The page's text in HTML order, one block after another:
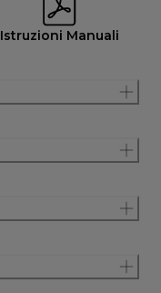
Istruzioni Manuali